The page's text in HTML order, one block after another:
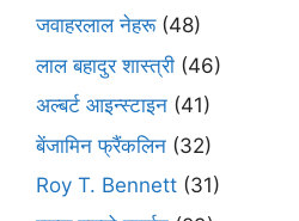
जवाहरलाल नेहरू(48)
लाल बहादुर शास्त्री (46)
अल्बर्ट आइन्स्टाइन (41)
बेंजामिन फ्रैंकलिन (32)
Roy T. Bennett (31)